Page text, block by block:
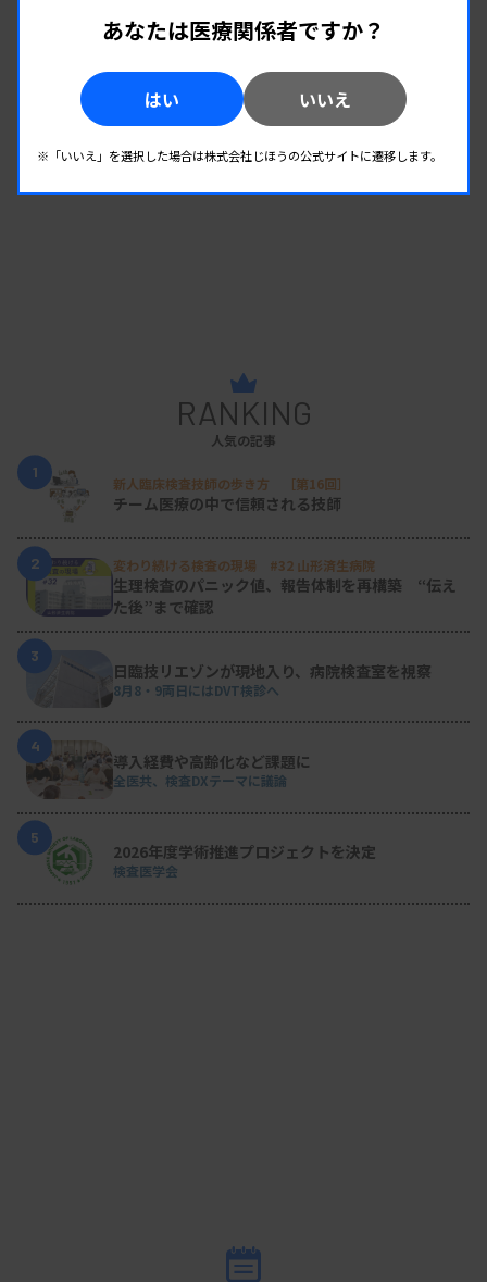
向も報告
週刊 感染症サーベイランスレポート #2026年第29週
RANKING
人気の記事
1
新人臨床検査技師の歩き方 ［第16回］
チーム医療の中で信頼される技師
2 変わり続ける検査の現場 #32 山形済生病院
生理検査のパニック値、報告体制を再構築 “伝え
た後”まで確認
3
日臨技リエゾンが現地入り、病院検査室を視察
8月8・9両日にはDVT検診へ
4
導入経費や高齢化など課題に
全医共、検査DXテーマに議論
5
2026年度学術推進プロジェクトを決定
検査医学会
あなたは医療関係者ですか？
はい いいえ
※「いいえ」を選択した場合は株式会社じほうの公式サイトに遷移します。